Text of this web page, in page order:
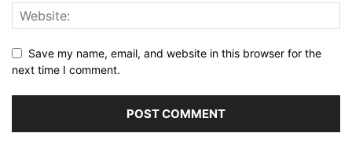
Save my name, email, and website in this browser for the
next time I comment.